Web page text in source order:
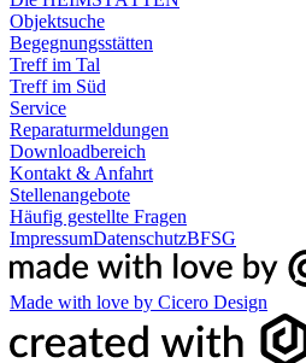
Objektsuche
Begegnungsstätten
Treff im Tal
Treff im Süd
Service
Reparaturmeldungen
Downloadbereich
Kontakt & Anfahrt
Stellenangebote
Häufig gestellte Fragen
ImpressumDatenschutzBFSG
Made with love by Cicero Design